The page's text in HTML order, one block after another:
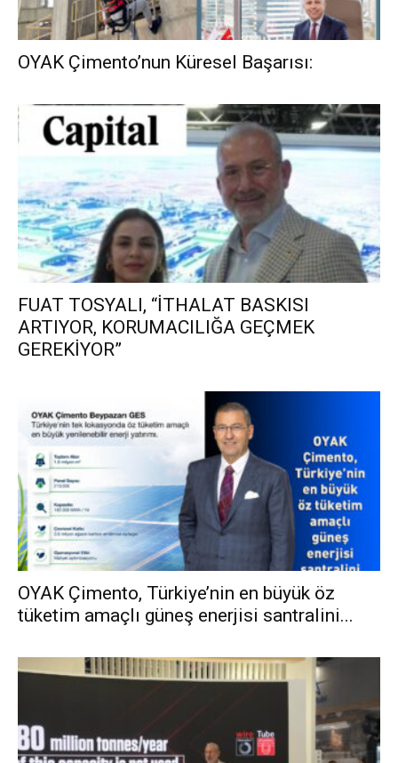
OYAK Çimento’nun Küresel Başarısı:
FUAT TOSYALI, “İTHALAT BASKISI
ARTIYOR, KORUMACILIĞA GEÇMEK
GEREKİYOR”
OYAK Çimento, Türkiye’nin en büyük öz
tüketim amaçlı güneş enerjisi santralini...